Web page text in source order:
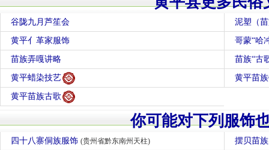
谷陇九月芦笙会 泥塑（
黄平亻革家服饰 哥蒙“哈
苗族弄嘎讲略 苗族“古
黄平蜡染技艺 黄平苗
黄平苗族古歌
你可能对下列服饰
四十八寨侗族服饰 (贵州省黔东南州天柱) 摆贝苗